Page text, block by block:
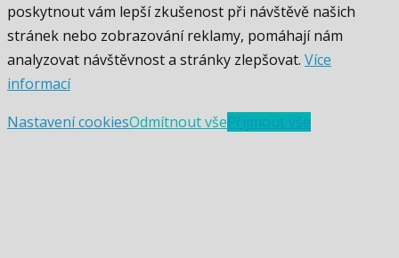
poskytnout vám lepší zkušenost při návštěvě našich
stránek nebo zobrazování reklamy, pomáhají nám
analyzovat návštěvnost a stránky zlepšovat. Více
informací
Nastavení cookiesOdmítnout všePřijmout vše